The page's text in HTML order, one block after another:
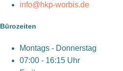
info@hkp-worbis.de
Bürozeiten
Montags - Donnerstag
07:00 - 16:15 Uhr